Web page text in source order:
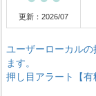
更新：2026/07
ユーザーローカル
ます。
押し目アラート【